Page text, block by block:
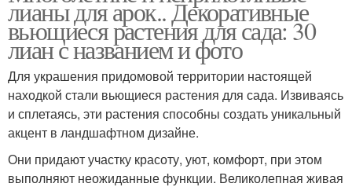
лианы для арок.. Декоративные
вьющиеся растения для сада: 30
лиан с названием и фото
Для украшения придомовой территории настоящей
находкой стали вьющиеся растения для сада. Извиваясь
и сплетаясь, эти растения способны создать уникальный
акцент в ландшафтном дизайне.
Они придают участку красоту, уют, комфорт, при этом
выполняют неожиданные функции. Великолепная живая